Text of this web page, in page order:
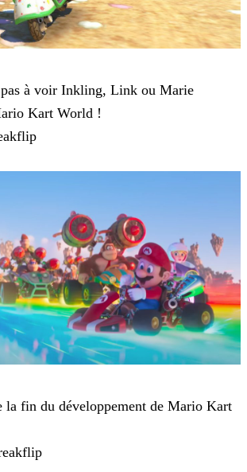
pas à voir Inkling, Link ou Marie
Kart World !
la fin du développement de Mario Kart